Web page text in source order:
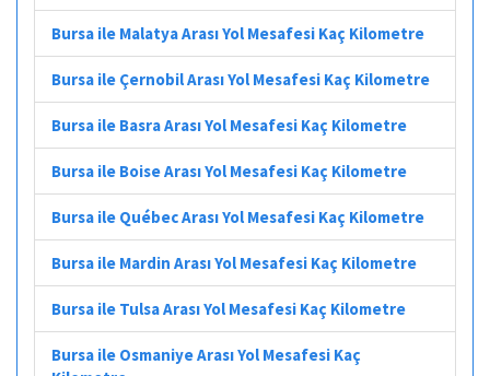
Bursa ile Malatya Arası Yol Mesafesi Kaç Kilometre
Bursa ile Çernobil Arası Yol Mesafesi Kaç Kilometre
Bursa ile Basra Arası Yol Mesafesi Kaç Kilometre
Bursa ile Boise Arası Yol Mesafesi Kaç Kilometre
Bursa ile Québec Arası Yol Mesafesi Kaç Kilometre
Bursa ile Mardin Arası Yol Mesafesi Kaç Kilometre
Bursa ile Tulsa Arası Yol Mesafesi Kaç Kilometre
Bursa ile Osmaniye Arası Yol Mesafesi Kaç